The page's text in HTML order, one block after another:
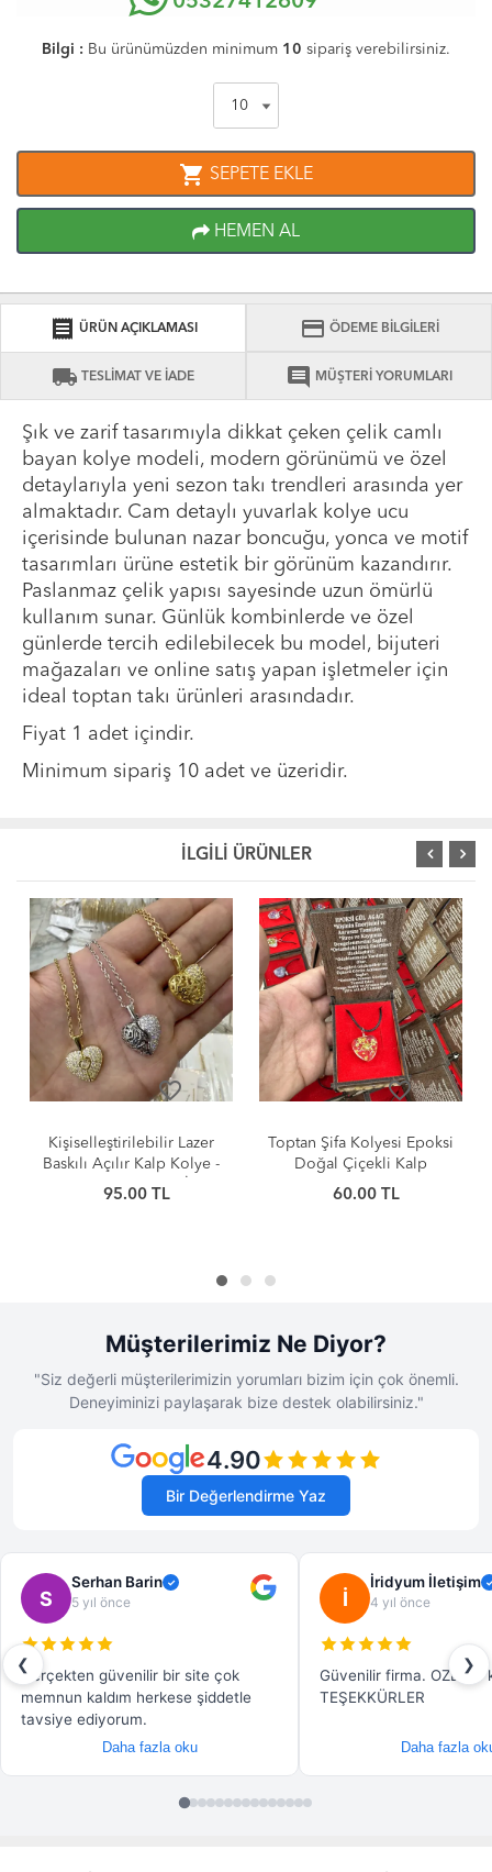
Bilgi : Bu ürünümüzden minimum 10 sipariş verebilirsiniz.
shopping_cart SEPETE EKLE
HEMEN AL
receipt ÜRÜN AÇIKLAMASI credit_card ÖDEME BİLGİLERİ
local_shipping TESLİMAT VE İADE comment MÜŞTERİ YORUMLARI
Şık ve zarif tasarımıyla dikkat çeken çelik camlı
bayan kolye modeli, modern görünümü ve özel
detaylarıyla yeni sezon takı trendleri arasında yer
almaktadır. Cam detaylı yuvarlak kolye ucu
içerisinde bulunan nazar boncuğu, yonca ve motif
tasarımları ürüne estetik bir görünüm kazandırır.
Paslanmaz çelik yapısı sayesinde uzun ömürlü
kullanım sunar. Günlük kombinlerde ve özel
günlerde tercih edilebilecek bu model, bijuteri
mağazaları ve online satış yapan işletmeler için
ideal toptan takı ürünleri arasındadır.
Fiyat 1 adet içindir.
Minimum sipariş 10 adet ve üzeridir.
İLGİLİ ÜRÜNLER
favorite_border
Lazer
Kalp Kolye -
favorite_border
Toptan Şifa Kolyesi Epoksi
Doğal Çiçekli Kalp
Kişiye Özel Lazer
Uygun Kararma
Çelik Kolye